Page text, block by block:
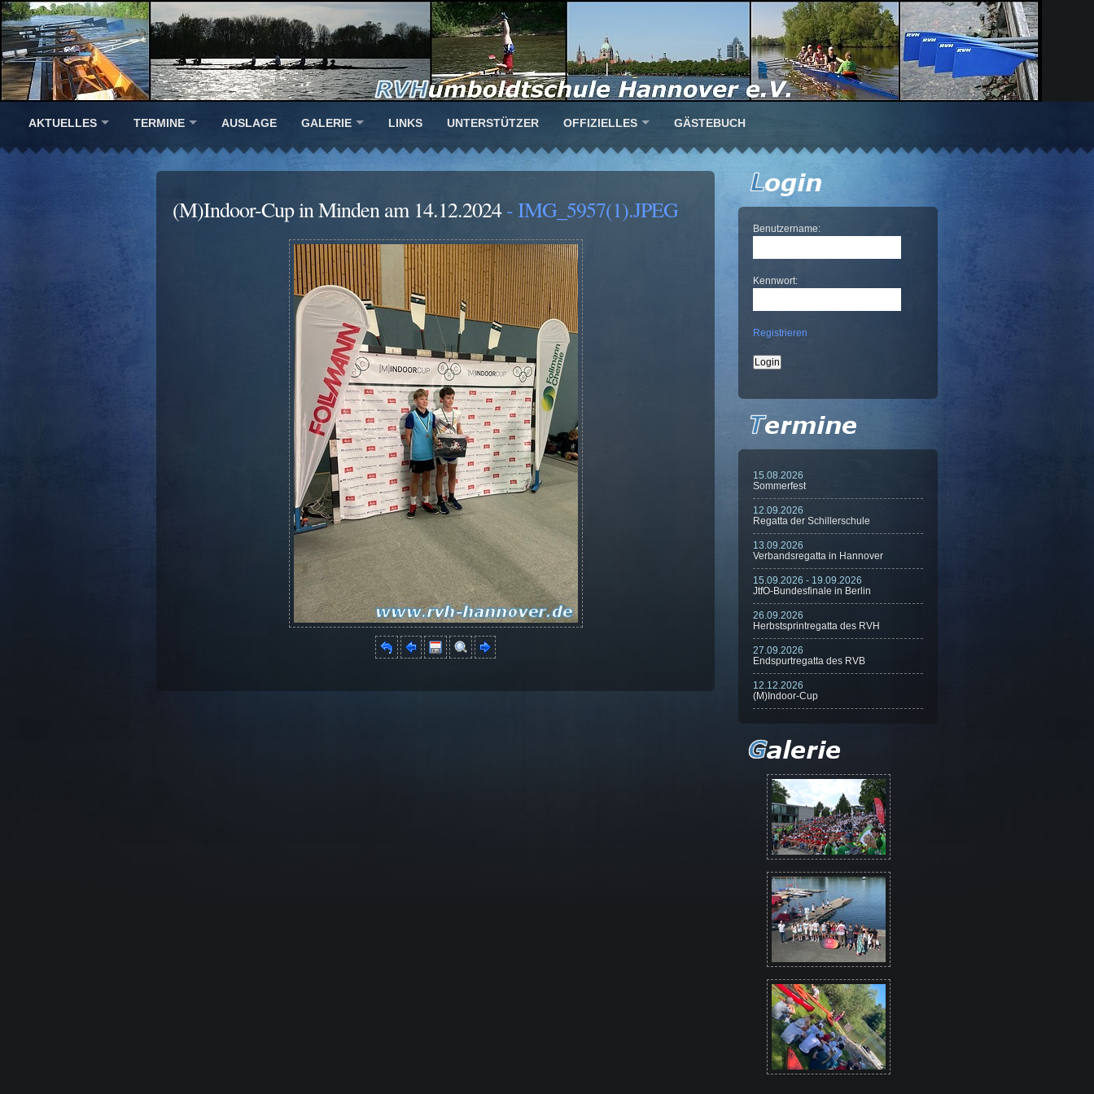
AKTUELLES TERMINE AUSLAGE GALERIE LINKS UNTERSTÜTZER OFFIZIELLES GÄSTEBUCH
(M)Indoor-Cup in Minden am 14.12.2024- IMG_5957(1).JPEG
Benutzername:
Kennwort:
Registrieren
15.08.2026
Sommerfest
12.09.2026
Regatta der Schillerschule
13.09.2026
Verbandsregatta in Hannover
15.09.2026 - 19.09.2026
JtfO-Bundesfinale in Berlin
26.09.2026
Herbstsprintregatta des RVH
27.09.2026
Endspurtregatta des RVB
12.12.2026
(M)Indoor-Cup